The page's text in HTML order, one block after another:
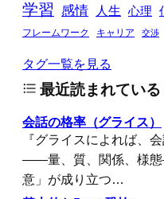
学習
感情 人生 心理
フレームワーク
キャリア 交渉
タグ一覧を見る
最近読まれている
会話の格率（グライス）
『グライスによれば、
――量、質、関係、様
意」が成り立つ…